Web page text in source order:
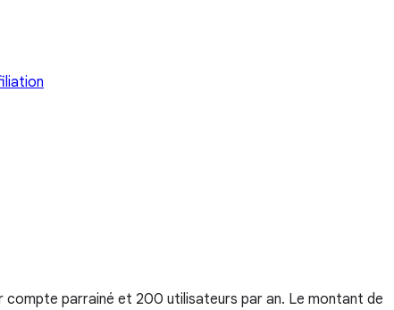
compte parrainé et 200 utilisateurs par an. Le montant de